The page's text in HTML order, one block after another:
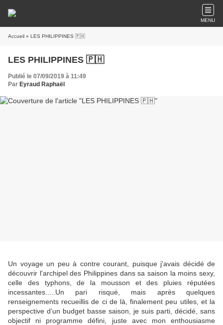
MENU
Accueil » LES PHILIPPINES 🇵🇭
LES PHILIPPINES 🇵🇭
Publié le 07/09/2019 à 11:49
Par Eyraud Raphaël
Un voyage un peu à contre courant, puisque j'avais décidé de
découvrir l'archipel des Philippines dans sa saison la moins sexy,
celle des typhons, de la mousson et des pluies réputées
incessantes.....Un pari risqué, mais après quelques
renseignements recueillis de ci de là, finalement peu utiles, et la
perspective d'un budget basse saison, je suis parti, décidé, sans
objectif ni programme défini, juste avec mon enthousiasme